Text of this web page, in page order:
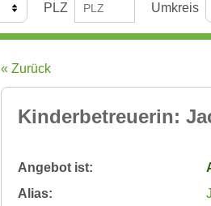
PLZ Umkreis
« Zurück
Kinderbetreuerin:
Angebot ist:
Alias: